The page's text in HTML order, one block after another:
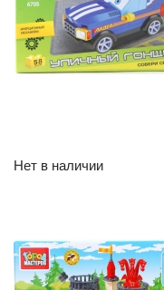
Нет в наличии